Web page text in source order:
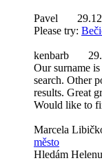
Pavel
Please try:
kenbarb
Our surname
search. Other
results. Great
Would like to
Marcela
město
Hledám